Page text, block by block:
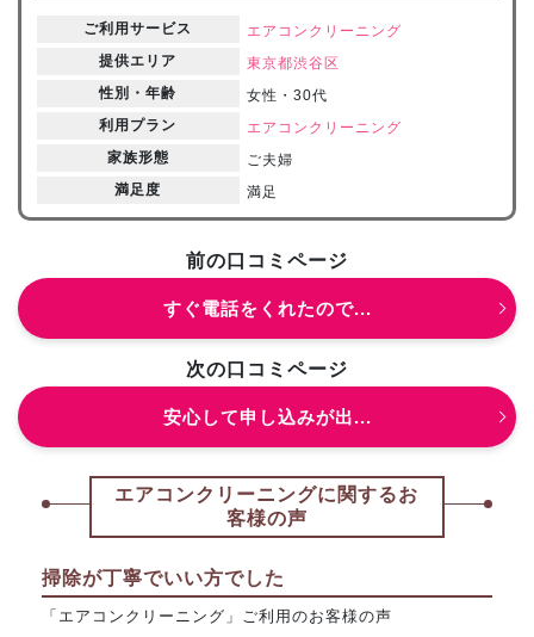
ご利用サービス
エアコンクリーニング
提供エリア
東京都渋谷区
性別・年齢
女性・30代
利用プラン
エアコンクリーニング
家族形態
ご夫婦
満足度
満足
前の口コミページ
すぐ電話をくれたので...
次の口コミページ
安心して申し込みが出...
エアコンクリーニングに関するお
客様の声
掃除が丁寧でいい方でした
「エアコンクリーニング」ご利用のお客様の声